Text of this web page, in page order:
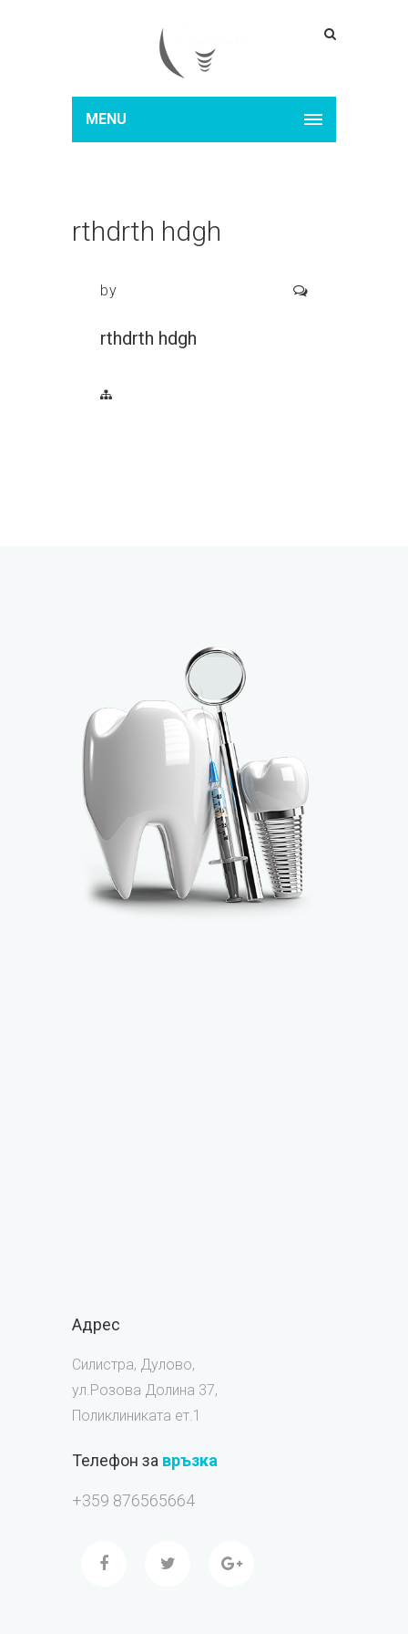
MENU
rthdrth hdgh
by
rthdrth hdgh
Адрес
Силистра, Дулово,
ул.Розова Долина 37,
Поликлиниката ет.1
Телефон за връзка
+359 876565664